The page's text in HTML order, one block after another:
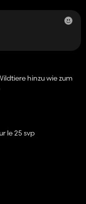
hinzu wie zum
le 25 svp